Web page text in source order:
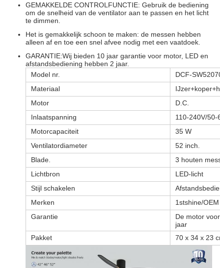
GEMAKKELDE CONTROLFUNCTIE: Gebruik de bediening
om de snelheid van de ventilator aan te passen en het licht
te dimmen.
Het is gemakkelijk schoon te maken: de messen hebben
alleen af en toe een snel afvee nodig met een vaatdoek.
GARANTIE:Wij bieden 10 jaar garantie voor motor, LED en
afstandsbediening hebben 2 jaar.
Model nr.
DCF-
Materiaal
Motor
D.C.
Inlaatspanning
110-240V/50-
Motorcapaciteit
35 W
Ventilatordiameter
52 inch.
Blade.
3 houten
Lichtbron
LED-licht
Stijl schakelen
Merken
1stshine/OEM
Garantie
De motor
jaar
Pakket
70 x 34 x 23